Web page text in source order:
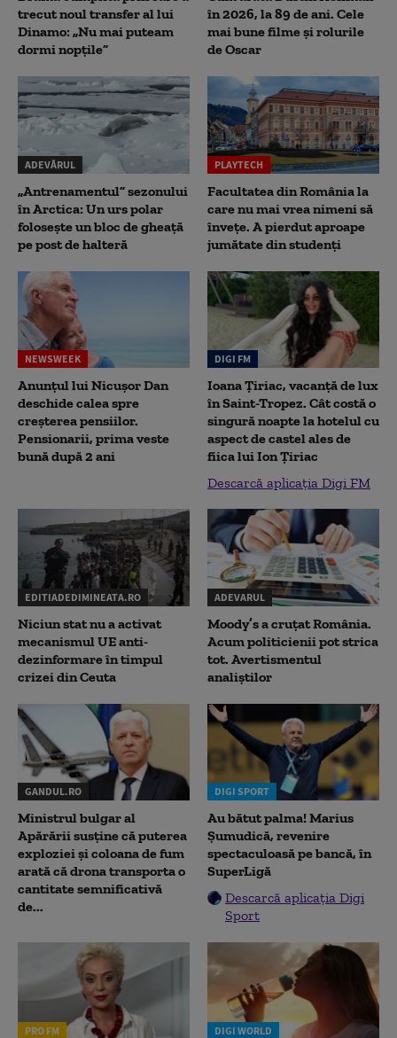
trecut noul transfer al lui
Dinamo: „Nu mai puteam
dormi nopțile”
în 2026, la 89 de ani. Cele
mai bune filme și rolurile
de Oscar
ADEVĂRUL
„Antrenamentul” sezonului
în Arctica: Un urs polar
folosește un bloc de gheață
pe post de halteră
PLAYTECH
Facultatea din România la
care nu mai vrea nimeni să
înveţe. A pierdut aproape
jumătate din studenţi
NEWSWEEK
Anunțul lui Nicușor Dan
deschide calea spre
creșterea pensiilor.
Pensionarii, prima veste
bună după 2 ani
DIGI FM
Ioana Țiriac, vacanță de lux
în Saint-Tropez. Cât costă o
singură noapte la hotelul cu
aspect de castel ales de
fiica lui Ion Țiriac
Descarcă aplicația Digi FM
EDITIADEDIMINEATA.RO
Niciun stat nu a activat
mecanismul UE anti-
dezinformare în timpul
crizei din Ceuta
ADEVARUL
Moody’s a cruțat România.
Acum politicienii pot strica
tot. Avertismentul
analiștilor
GANDUL.RO
Ministrul bulgar al
Apărării susține că puterea
exploziei și coloana de fum
arată că drona transporta o
cantitate semnificativă
de...
DIGI SPORT
Au bătut palma! Marius
Șumudică, revenire
spectaculoasă pe bancă, în
SuperLigă
Descarcă aplicația Digi
Sport
PRO FM DIGI WORLD